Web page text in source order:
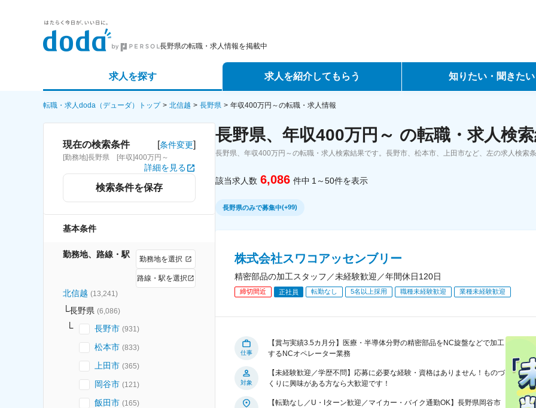
長野県の転職・求人情報を掲載中
求人を探す
詳細条件から探す
求人特集から探す
求人を紹介してもらう
エージェントサービス
スカウトサービス
知りたい・聞きたい
データで見る転職
転職・求人doda（デューダ）トップ 北信越 長野県 年収400万円～の転職・求人情報
現在の検索条件 [条件変更]
[勤務地]長野県 [年収]400万円～
詳細を見る
検索条件を保存
基本条件
勤務地、路線・駅 勤務地を選択
路線・駅を選択
北信越 (13,241)
長野県 (6,086)
長野市 (931 )
松本市 (833)
上田市 (365)
岡谷市 (121 )
飯田市 (165)
長野県、年収400万円～ の転職・求人検
長野県、年収400万円～の転職・求人検索結果です。長野市、松本市、上田市など、左の求人検索
該当求人数 6,086 件中 1～50件を表示
長野県のみで募集中(+99)
株式会社スワコアッセンブリー
精密部品の加工スタッフ／未経験歓迎／年間休日120日
締切間近 正社員 転勤なし 5名以上採用 職種未経験歓迎 業種未経験歓迎
仕事
【賞与実績3.5カ月分】医療・半導体分野の精密部品をNC旋盤などで加工
するNCオペレーター業務
対象
【未経験歓迎／学歴不問】応募に必要な経験・資格はありません！ものづ
くりに興味がある方なら大歓迎です！
【転勤なし／U・Iターン歓迎／マイカー・バイク通勤OK】長野県岡谷市